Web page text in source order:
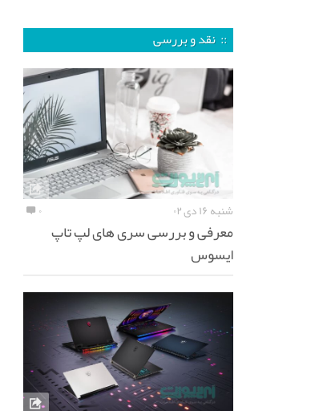
:: نقد و بررسی
شنبه ۱۶ دی ۰۲ ۰
معرفی و بررسی سری های لپ تاپ
ایسوس